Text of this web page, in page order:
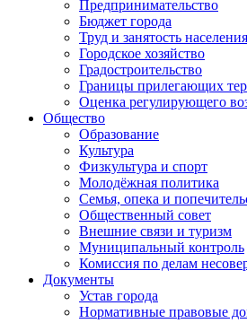
Предпринимательство
Бюджет города
Труд и занятость населения
Городское хозяйство
Градостроительство
Границы прилегающих
Оценка регулирующего
Общество
Образование
Культура
Физкультура и спорт
Молодёжная политика
Семья, опека и
Общественный совет
Внешние связи и туризм
Муниципальный контроль
Комиссия по делам
Документы
Устав города
Нормативные правовые